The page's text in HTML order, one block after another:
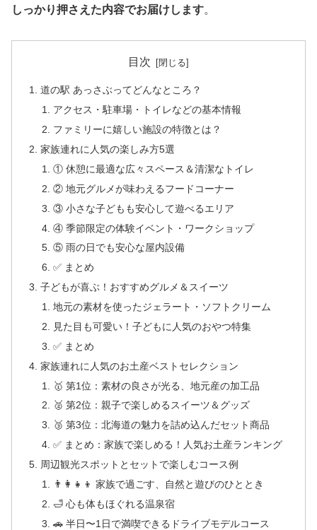
しっかり押さえた内容でお届けします。
目次
道の駅 あっさぶってどんなところ？
アクセス・駐車場・トイレなどの基本情報
ファミリーに嬉しい施設の特徴とは？
家族連れに人気の楽しみ方5選
① 休憩に最適な広々スペース＆清潔なトイレ
② 地元グルメが味わえるフードコーナー
③ 小さな子どもも安心して遊べるエリア
④ 季節限定の体験イベント・ワークショップ
⑤ 雨の日でも安心な屋内設備
✅ まとめ
子どもが喜ぶ！おすすめグルメ＆スイーツ
地元の素材を使ったジェラート・ソフトクリーム
見た目も可愛い！子どもに人気のおやつ特集
✅ まとめ
家族連れに人気のお土産ベストセレクション
🥇 第1位：素材の良さが光る、地元産の加工品
🥈 第2位：親子で楽しめるスイーツ＆グッズ
🥉 第3位：北海道の魅力を詰め込んだセット商品
✅ まとめ：家族で楽しめる！人気お土産ランキング
周辺観光スポットとセットで楽しむコース例
👨‍👩‍👧‍👦 家族で過ごす、自然と遊びのひととき
🛁 心も体もほぐれる温泉宿
🚗 半日〜1日で満喫できるドライブモデルコース